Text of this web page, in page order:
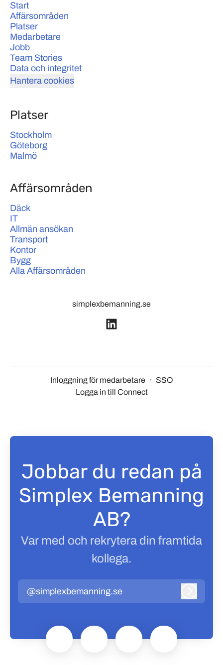
Start
Affärsområden
Platser
Medarbetare
Jobb
Team Stories
Data och integritet
Hantera cookies
Platser
Stockholm
Göteborg
Malmö
Affärsområden
Däck
IT
Allmän ansökan
Transport
Kontor
Bygg
Alla Affärsområden
simplexbemanning.se
Inloggning för medarbetare · SSO
Logga in till Connect
Jobbar du redan på
Simplex Bemanning
AB?
Var med och rekrytera din framtida
kollega.
@simplexbemanning.se